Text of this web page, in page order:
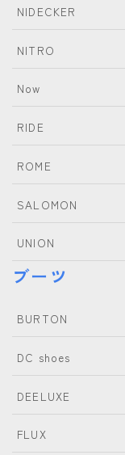
NIDECKER
NITRO
Now
RIDE
ROME
SALOMON
UNION
ブーツ
BURTON
DC shoes
DEELUXE
FLUX